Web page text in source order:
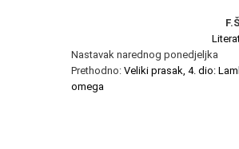
Nastavak narednog ponedjeljka
Prethodno: Veliki prasak, 4. dio:
omega